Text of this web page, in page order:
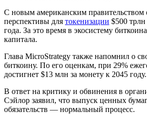
С новым американским правительством
перспективы для токенизации $500 трлн
года. За это время в экосистему
капитала.
Глава MicroStrategy также напомнил о
биткоину. По его оценкам, при 29%
достигнет $13 млн за монету к 2045 году.
В ответ на критику и обвинения в
Сэйлор заявил, что выпуск ценных
обязательств — нормальный процесс.